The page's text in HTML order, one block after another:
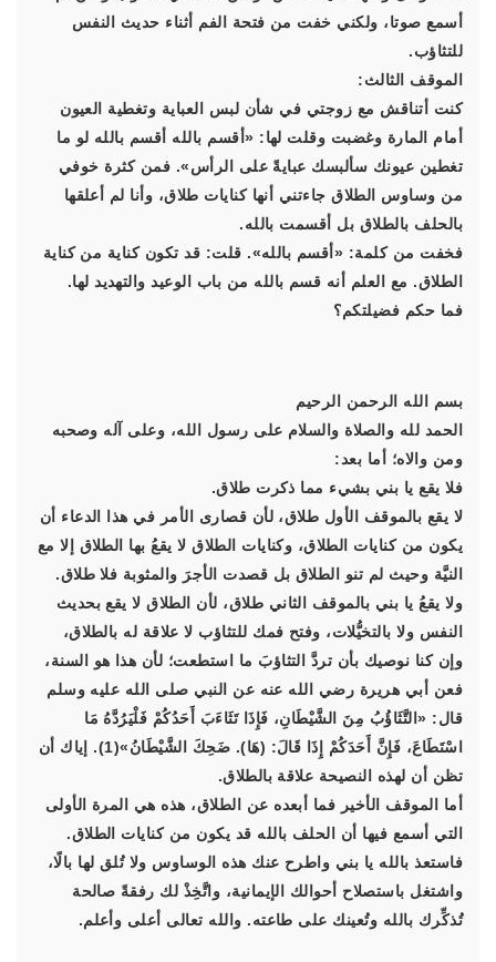
أسمع صوتا، ولكني خفت من فتحة الفم أثناء حديث النفس
للتثاؤب.
الموقف الثالث:
كنت أتناقش مع زوجتي في شأن لبس العباية وتغطية العيون
أمام المارة وغضبت وقلت لها: «أقسم بالله أقسم بالله لو ما
تغطين عيونك سألبسك عبايةً على الرأس». فمن كثرة خوفي
من وساوس الطلاق جاءتني أنها كنايات طلاق، وأنا لم أعلقها
بالحلف بالطلاق بل أقسمت بالله.
فخفت من كلمة: «أقسم بالله». قلت: قد تكون كناية من كناية
الطلاق. مع العلم أنه قسم بالله من باب الوعيد والتهديد لها.
فما حكم فضيلتكم؟
بسم الله الرحمن الرحيم
الحمد لله والصلاة والسلام على رسول الله، وعلى آله وصحبه
ومن والاه؛ أما بعد:
فلا يقع يا بني بشيء مما ذكرت طلاق.
لا يقع بالموقف الأول طلاق، لأن قصارى الأمر في هذا الدعاء أن
يكون من كنايات الطلاق، وكنايات الطلاق لا يقعُ بها الطلاق إلا مع
النيَّة وحيث لم تنو الطلاق بل قصدت الأجرَ والمثوبة فلا طلاق.
ولا يقعُ يا بني بالموقف الثاني طلاق، لأن الطلاق لا يقع بحديث
النفس ولا بالتخيُّلات، وفتح فمك للتثاؤب لا علاقة له بالطلاق،
وإن كنا نوصيك بأن تردَّ التثاؤبَ ما استطعت؛ لأن هذا هو السنة،
فعن أبي هريرة رضي الله عنه عن النبي صلى الله عليه وسلم
قال: «التَّثَاؤُبُ مِنَ الشَّيْطَانِ، فَإِذَا تَثَاءَبَ أَحَدُكُمْ فَلْيَرُدَّهُ مَا
اسْتَطَاعَ، فَإِنَّ أَحَدَكُمْ إِذَا قَالَ: (هَا). ضَحِكَ الشَّيْطَانُ»(1). إياك أن
تظن أن لهذه النصيحة علاقة بالطلاق.
أما الموقف الأخير فما أبعده عن الطلاق، هذه هي المرة الأولى
التي أسمع فيها أن الحلف بالله قد يكون من كنايات الطلاق.
فاستعذ بالله يا بني واطرح عنك هذه الوساوس ولا تُلق لها بالًا،
واشتغل باستصلاح أحوالك الإيمانية، واتَّخِذْ لك رفقةً صالحة
تُذكِّرك بالله وتُعينك على طاعته. والله تعالى أعلى وأعلم.